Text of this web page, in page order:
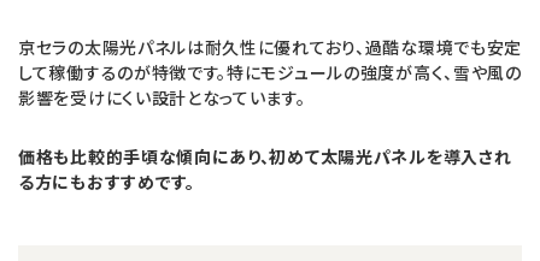
京セラの太陽光パネルは耐久性に優れており、過酷な環境でも安定
して稼働するのが特徴です。特にモジュールの強度が高く、雪や風の
影響を受けにくい設計となっています。
価格も比較的手頃な傾向にあり、初めて太陽光パネルを導入され
る方にもおすすめです。